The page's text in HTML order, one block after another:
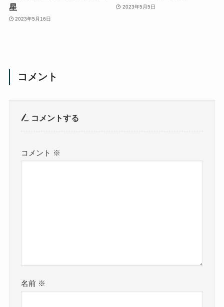
星
2023年5月16日
2023年5月5日
コメント
コメントする
コメント ※
名前 ※